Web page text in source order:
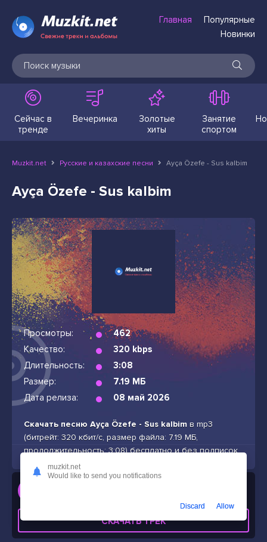
Главная
Популярные
Новинки
Сейчас в
тренде
Вечеринка
Золотые
хиты
Занятие
спортом
Muzkit.net Русские и казахские песни Ayça Özefe - Sus kalbim
Ayça Özefe - Sus kalbim
Просмотры:
462
Качество:
320 kbps
Длительность:
3:08
Размер:
7.19 МБ
Дата релиза:
08 май 2026
Скачать песню Ayça Özefe - Sus kalbim в mp3
(битрейт: 320 кбит/с, размер файла: 7.19 МБ,
продолжительность: 3:08) бесплатно и без подписок
СКАЧАТЬ ТРЕК
muzkit.net
Would like to send you notifications
Discard Allow